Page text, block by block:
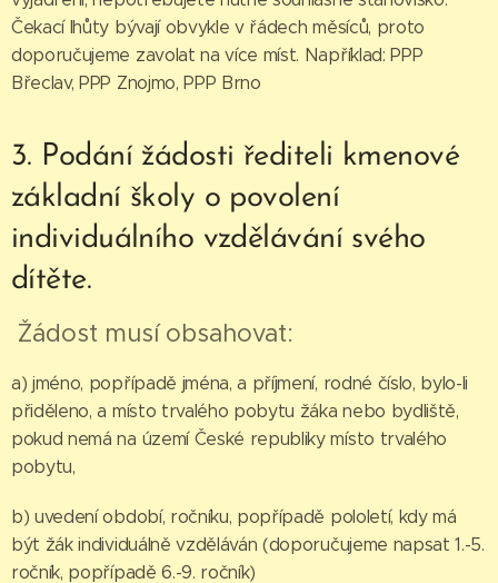
Čekací lhůty bývají obvykle v řádech měsíců, proto
doporučujeme zavolat na více míst. Například: PPP
Břeclav, PPP Znojmo, PPP Brno
3. Podání žádosti řediteli kmenové
základní školy o povolení
individuálního vzdělávání svého
dítěte.
Žádost musí obsahovat:
a) jméno, popřípadě jména, a příjmení, rodné číslo, bylo-li
přiděleno, a místo trvalého pobytu žáka nebo bydliště,
pokud nemá na území České republiky místo trvalého
pobytu,
b) uvedení období, ročníku, popřípadě pololetí, kdy má
být žák individuálně vzděláván (doporučujeme napsat 1.-5.
ročník, popřípadě 6.-9. ročník)